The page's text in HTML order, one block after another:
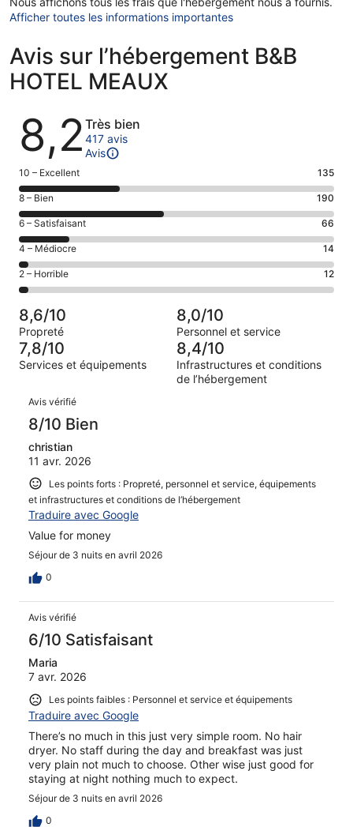
Afficher toutes les informations importantes
Avis sur l’hébergement B&B
HOTEL MEAUX
Avis
8,2 Très bien
417 avis
Avis
Note
des
voyageurs
de 10
(Excellent),
d’après 135 avis
sur 417.
10 – Excellent 135
Note
des
voyageurs
de 8
(Bien),
d’après 190 avis
sur 417.
8 – Bien 190
Note
des
voyageurs
de 6
(Satisfaisant),
sur 417.
6 – Satisfaisant 66
Note
des
voyageurs
de 4
(Médiocre),
d’après 14 avis
sur 417.
4 – Médiocre 14
Note
des
voyageurs
de 2
(Horrible),
d’après 12 avis
sur 417.
2 – Horrible 12
8,6/10
Propreté
8,0/10
Personnel et service
7,8/10
Services et équipements
8,4/10
Infrastructures et conditions
de l’hébergement
Avis
Avis vérifié
8/10 Bien
christian
11 avr. 2026
Les points forts : Propreté, personnel et service, équipements
et infrastructures et conditions de l’hébergement
Traduire avec Google
Value for money
Séjour de 3 nuits en avril 2026
0
Avis vérifié
6/10 Satisfaisant
Maria
7 avr. 2026
Les points faibles : Personnel et service et équipements
Traduire avec Google
There’s no much in this just very simple room. No hair
dryer. No staff during the day and breakfast was just
very plain not much to choose. Other wise just good for
staying at night nothing much to expect.
Séjour de 3 nuits en avril 2026
0